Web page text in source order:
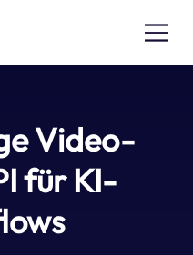
Video-
für KI-